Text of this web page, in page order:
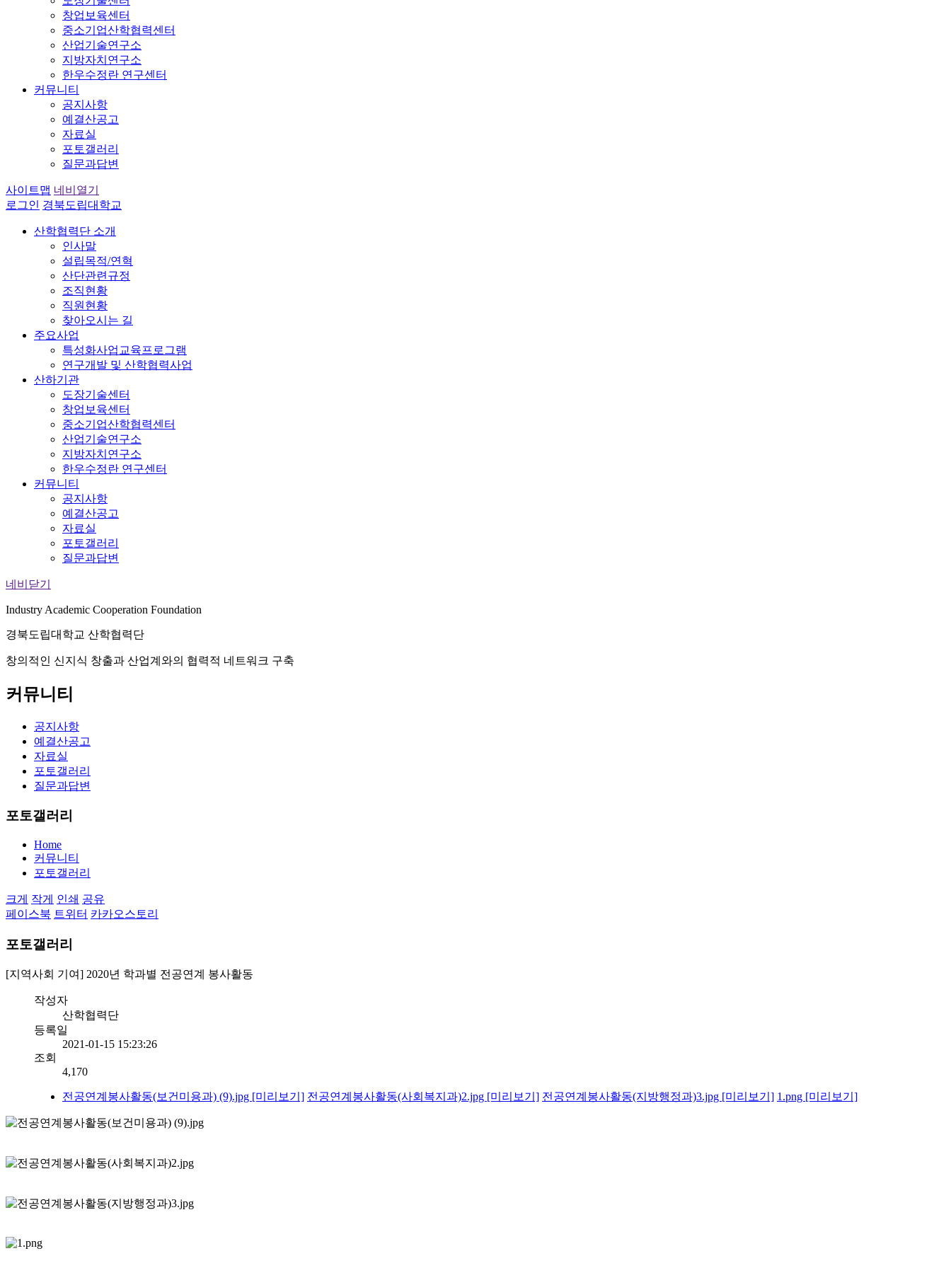
창업보육센터
중소기업산학협력센터
산업기술연구소
지방자치연구소
한우수정란 연구센터
커뮤니티
공지사항
예결산공고
자료실
포토갤러리
질문과답변
사이트맵 네비열기
로그인 경북도립대학교
산학협력단 소개
인사말
설립목적/연혁
산단관련규정
조직현황
직원현황
찾아오시는 길
주요사업
특성화사업교육프로그램
연구개발 및 산학협력사업
산하기관
도장기술센터
창업보육센터
중소기업산학협력센터
산업기술연구소
지방자치연구소
한우수정란 연구센터
커뮤니티
공지사항
예결산공고
자료실
포토갤러리
질문과답변
네비닫기
Industry Academic Cooperation Foundation
경북도립대학교 산학협력단
창의적인 신지식 창출과 산업계와의 협력적 네트워크 구축
커뮤니티
공지사항
예결산공고
자료실
포토갤러리
질문과답변
포토갤러리
Home
커뮤니티
포토갤러리
크게 작게 인쇄 공유
페이스북 트위터 카카오스토리
포토갤러리
[지역사회 기여] 2020년 학과별 전공연계 봉사활동
작성자
산학협력단
등록일
2021-01-15 15:23:26
조회
4,170
전공연계봉사활동(보건미용과) (9).jpg [미리보기] 전공연계봉사활동(사회복지과)2.jpg [미리보기] 전공연계봉사활동(지방행정과)3.jpg [미리보기] 1.png [미리보기]